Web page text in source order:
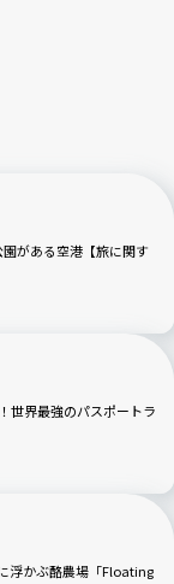
がある空港【旅に関す
世界最強のパスポートラ
浮かぶ酪農場「Floating